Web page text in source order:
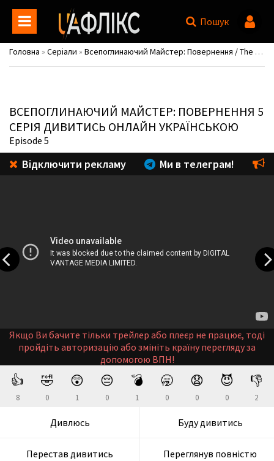
Пошук
Головна » Серіали » Всепоглинаючий Майстер: Повернення / The All-devouring Whale: Homecoming
ВСЕПОГЛИНАЮЧИЙ МАЙСТЕР: ПОВЕРНЕННЯ 5
СЕРІЯ ДИВИТИСЬ ОНЛАЙН УКРАЇНСЬКОЮ
Episode 5
Відключити рекламу Ми в телеграм!
Якщо Ви бачите тільки трейлер або плеєр не працює, тоді
пройдіть авторизацію або змініть країну перегляду за
допомогою ВПН!
👍
8
🤣
0
😲
1
😔
0
💣
1
🥱
0
😧
0
😈
0
👎
2
Дивлюсь Буду дивитись
Перестав дивитись Переглянув повністю